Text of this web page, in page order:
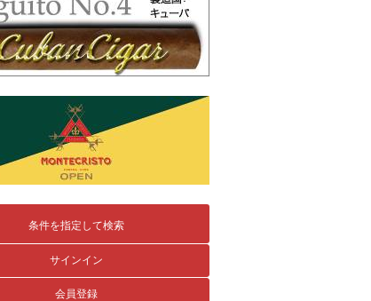
条件を指定して検索
サインイン
会員登録